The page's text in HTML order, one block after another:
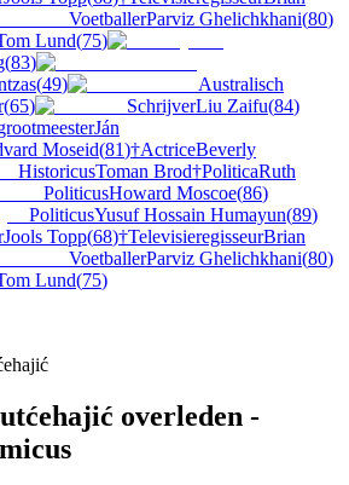
VoetballerParviz Ghelichkhani(80)
Lund(75)
(83)
(49)
Australisch
(65) SchrijverLiu Zaifu(84)
Ján
Moseid(81)†ActriceBeverly
HistoricusToman Brod†PoliticaRuth
PoliticusHoward Moscoe(86)
PoliticusYusuf Hossain Humayun(89)
Jools Topp(68)†TelevisieregisseurBrian
VoetballerParviz Ghelichkhani(80)
Lund(75)
overleden -